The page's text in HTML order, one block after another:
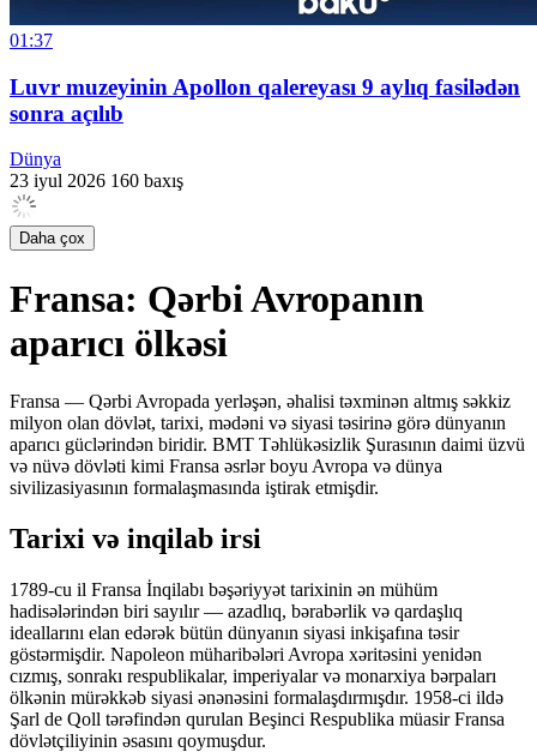
01:37
Luvr muzeyinin Apollon qalereyası 9 aylıq fasilədən
sonra açılıb
Dünya
23 iyul 2026 160 baxış
Daha çox
Fransa: Qərbi Avropanın
aparıcı ölkəsi
Fransa — Qərbi Avropada yerləşən, əhalisi təxminən altmış səkkiz
milyon olan dövlət, tarixi, mədəni və siyasi təsirinə görə dünyanın
aparıcı güclərindən biridir. BMT Təhlükəsizlik Şurasının daimi üzvü
və nüvə dövləti kimi Fransa əsrlər boyu Avropa və dünya
sivilizasiyasının formalaşmasında iştirak etmişdir.
Tarixi və inqilab irsi
1789-cu il Fransa İnqilabı bəşəriyyət tarixinin ən mühüm
hadisələrindən biri sayılır — azadlıq, bərabərlik və qardaşlıq
ideallarını elan edərək bütün dünyanın siyasi inkişafına təsir
göstərmişdir. Napoleon müharibələri Avropa xəritəsini yenidən
cızmış, sonrakı respublikalar, imperiyalar və monarxiya bərpaları
ölkənin mürəkkəb siyasi ənənəsini formalaşdırmışdır. 1958-ci ildə
Şarl de Qoll tərəfindən qurulan Beşinci Respublika müasir Fransa
dövlətçiliyinin əsasını qoymuşdur.